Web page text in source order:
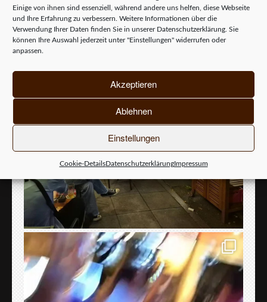
Einige von ihnen sind essenziell, während andere uns helfen, diese Webseite
und Ihre Erfahrung zu verbessern. Weitere Informationen über die
Verwendung Ihrer Daten finden Sie in unserer Datenschutzerklärung . Sie
können Ihre Auswahl jederzeit unter "Einstellungen" widerrufen oder
anpassen.
Akzeptieren
Ablehnen
Einstellungen
Cookie-DetailsDatenschutzerklärungImpressum